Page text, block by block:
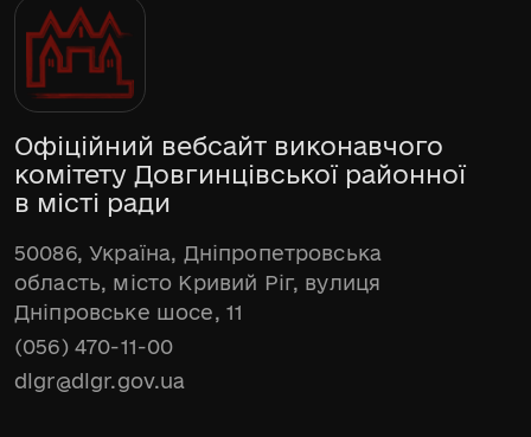
Офіційний вебсайт виконавчого
комітету Довгинцівської районної
в місті ради
50086, Україна, Дніпропетровська
область, місто Кривий Ріг, вулиця
Дніпровське шосе, 11
(056) 470-11-00
dlgr@dlgr.gov.ua